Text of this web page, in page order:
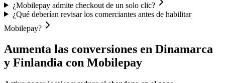
¿Mobilepay admite checkout de un solo clic?
¿Qué deberían revisar los comerciantes antes de habilitar
Mobilepay?
Aumenta las conversiones en Dinamarca
y Finlandia con Mobilepay